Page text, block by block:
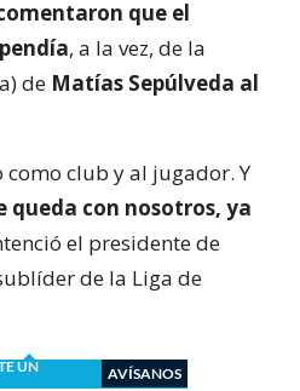
que el
, a la vez, de la
de Matías Sepúlveda al
como club y al jugador. Y
queda con nosotros, ya
el presidente de
de la Liga de
UN
AVÍSANOS